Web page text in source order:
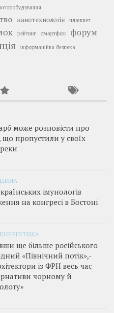
нанотехнологія планшет
рейтинг смартфон форум
інформаційна безпека
може розповісти про
що пропустили у своїх
імунологів
на конгресі в Бостоні
ще більше російського
«Північний потік»,­
із ФРН весь час
чорному й